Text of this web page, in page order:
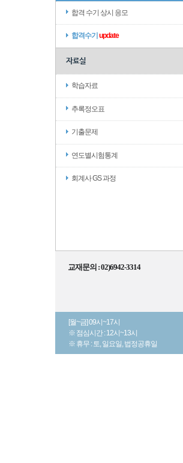
합격 수기 상시 응모
합격수기update
자료실
학습자료
추록정오표
기출문제
연도별시험통계
회계사 GS 과정
교재문의 : 02)6942-3314
[월~금] 09시~17시
※ 점심시간 : 12시~13시
※ 휴무 : 토, 일요일, 법정공휴일